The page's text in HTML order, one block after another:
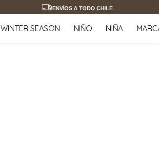
ENVÍOS A TODO CHILE
WINTER SEASON NIÑO NIÑA